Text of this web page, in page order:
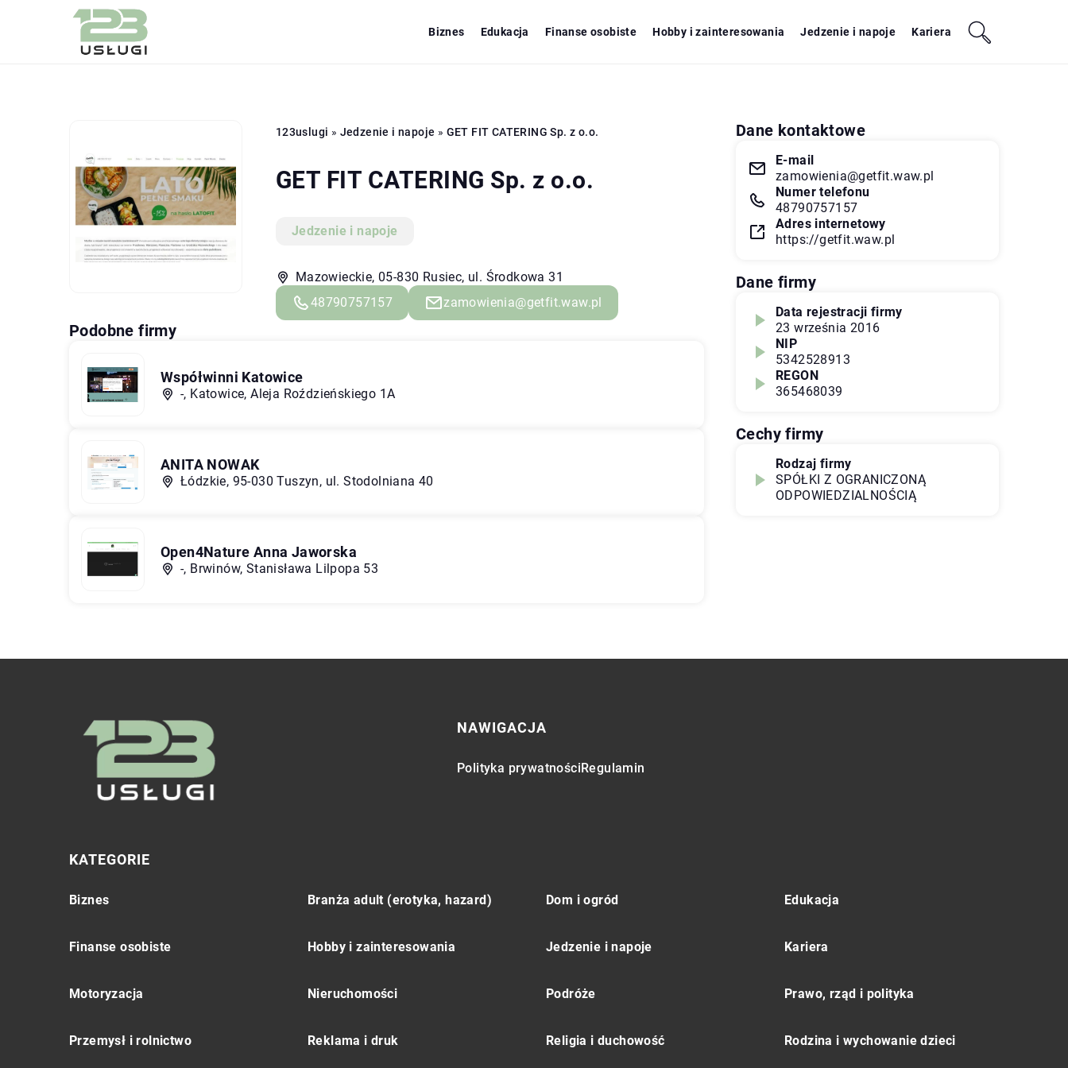
Biznes Edukacja Finanse osobiste Hobby i zainteresowania Jedzenie i napoje Kariera
123uslugi » Jedzenie i napoje » GET FIT CATERING Sp. z o.o.
GET FIT CATERING Sp. z o.o.
Jedzenie i napoje
Mazowieckie, 05-830 Rusiec, ul. Środkowa 31
48790757157
zamowienia@getfit.waw.pl
Podobne firmy
Współwinni Katowice
-, Katowice, Aleja Roździeńskiego 1A
ANITA NOWAK
Łódzkie, 95-030 Tuszyn, ul. Stodolniana 40
Open4Nature Anna Jaworska
-, Brwinów, Stanisława Lilpopa 53
Dane kontaktowe
E-mail
zamowienia@getfit.waw.pl
Numer telefonu
48790757157
Adres internetowy
https://getfit.waw.pl
Dane firmy
Data rejestracji firmy
23 września 2016
NIP
5342528913
REGON
365468039
Cechy firmy
Rodzaj firmy
SPÓŁKI Z OGRANICZONĄ
ODPOWIEDZIALNOŚCIĄ
NAWIGACJA
Polityka prywatnościRegulamin
KATEGORIE
Biznes Branża adult (erotyka, hazard) Dom i ogród Edukacja
Finanse osobiste Hobby i zainteresowania Jedzenie i napoje Kariera
Motoryzacja Nieruchomości Podróże Prawo, rząd i polityka
Przemysł i rolnictwo Reklama i druk Religia i duchowość Rodzina i wychowanie dzieci